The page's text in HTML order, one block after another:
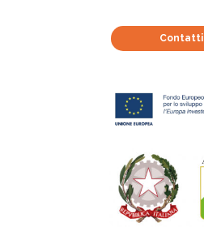
Contatti